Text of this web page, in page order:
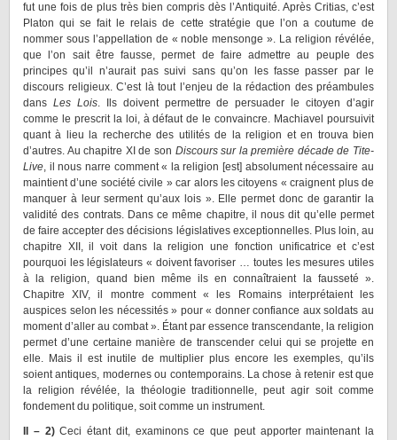
fut une fois de plus très bien compris dès l’Antiquité. Après Critias, c’est
Platon qui se fait le relais de cette stratégie que l’on a coutume de
nommer sous l’appellation de « noble mensonge ». La religion révélée,
que l’on sait être fausse, permet de faire admettre au peuple des
principes qu’il n’aurait pas suivi sans qu’on les fasse passer par le
discours religieux. C’est là tout l’enjeu de la rédaction des préambules
dans Les Lois. Ils doivent permettre de persuader le citoyen d’agir
comme le prescrit la loi, à défaut de le convaincre. Machiavel poursuivit
quant à lieu la recherche des utilités de la religion et en trouva bien
d’autres. Au chapitre XI de son Discours sur la première décade de Tite-
Live, il nous narre comment « la religion [est] absolument nécessaire au
maintient d’une société civile » car alors les citoyens « craignent plus de
manquer à leur serment qu’aux lois ». Elle permet donc de garantir la
validité des contrats. Dans ce même chapitre, il nous dit qu’elle permet
de faire accepter des décisions législatives exceptionnelles. Plus loin, au
chapitre XII, il voit dans la religion une fonction unificatrice et c’est
pourquoi les législateurs « doivent favoriser … toutes les mesures utiles
à la religion, quand bien même ils en connaîtraient la fausseté ».
Chapitre XIV, il montre comment « les Romains interprétaient les
auspices selon les nécessités » pour « donner confiance aux soldats au
moment d’aller au combat ». Étant par essence transcendante, la religion
permet d’une certaine manière de transcender celui qui se projette en
elle. Mais il est inutile de multiplier plus encore les exemples, qu’ils
soient antiques, modernes ou contemporains. La chose à retenir est que
la religion révélée, la théologie traditionnelle, peut agir soit comme
fondement du politique, soit comme un instrument.
II – 2)Ceci étant dit, examinons ce que peut apporter maintenant la